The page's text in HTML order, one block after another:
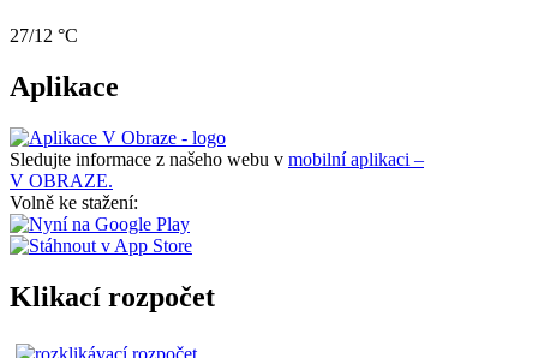
27/12 °C
Aplikace
Sledujte informace z našeho webu v mobilní aplikaci –
V OBRAZE.
Volně ke stažení:
Klikací rozpočet